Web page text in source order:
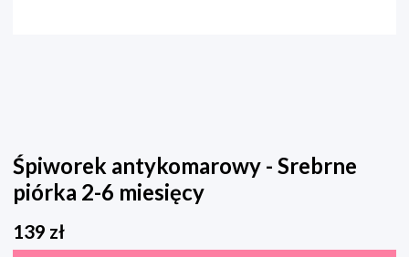
Śpiworek antykomarowy - Srebrne
piórka 2-6 miesięcy
139 zł